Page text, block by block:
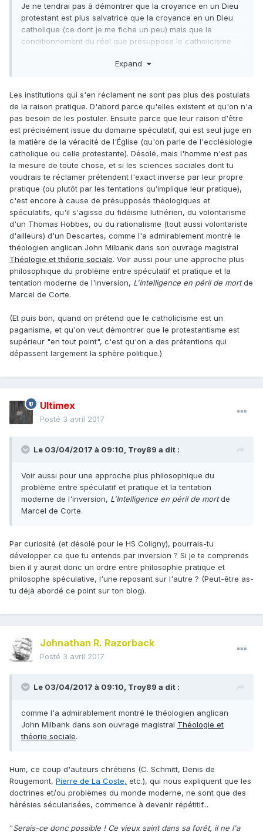
Je ne tendrai pas à démontrer que la croyance en un Dieu
protestant est plus salvatrice que la croyance en un Dieu
catholique (ce dont je me fiche un peu) mais que le
conditionnement du réel que présuppose le catholicisme
dogmatique) est en contradiction avec la philosophie
aussi proche de la sociologie que la philosophie. C'est donc
le système normatif religieux qui m'intéressera, non pas
tellement la foi (que toute religion admet et qui en soi ne
permet pas une critique libérale).
Expand
Les institutions qui s'en réclament ne sont pas plus des postulats
de la raison pratique. D'abord parce qu'elles existent et qu'on n'a
pas besoin de les postuler. Ensuite parce que leur raison d'être
est précisément issue du domaine spéculatif, qui est seul juge en
la matière de la véracité de l'Église (qu'on parle de l'ecclésiologie
catholique ou celle protestante). Désolé, mais l'homme n'est pas
la mesure de toute chose, et si les sciences sociales dont tu
voudrais te réclamer prétendent l'exact inverse par leur propre
pratique (ou plutôt par les tentations qu’implique leur pratique),
c'est encore à cause de présupposés théologiques et
spéculatifs, qu'il s'agisse du fidéisme luthérien, du volontarisme
d'un Thomas Hobbes, ou du rationalisme (tout aussi volontariste
d'ailleurs) d'un Descartes, comme l'a admirablement montré le
théologien anglican John Milbank dans son ouvrage magistral
Théologie et théorie sociale. Voir aussi pour une approche plus
philosophique du problème entre spéculatif et pratique et la
tentation moderne de l'inversion, L'Intelligence en péril de mortde
Marcel de Corte.
(Et puis bon, quand on prétend que le catholicisme est un
paganisme, et qu'on veut démontrer que le protestantisme est
supérieur "en tout point", c'est qu'on a des prétentions qui
dépassent largement la sphère politique.)
Ultimex
Posté 3 avril 2017
Le 03/04/2017 à 09:10, Troy89 a dit :
Voir aussi pour une approche plus philosophique du
problème entre spéculatif et pratique et la tentation
moderne de l'inversion, L'Intelligence en péril de mortde
Marcel de Corte.
Par curiosité (et désolé pour le HS Coligny), pourrais-tu
développer ce que tu entends par inversion ? Si je te comprends
bien il y aurait donc un ordre entre philosophie pratique et
philosophe spéculative, l'une reposant sur l'autre ? (Peut-être as-
tu déjà abordé ce point sur ton blog).
Johnathan R. Razorback
Posté 3 avril 2017
Le 03/04/2017 à 09:10, Troy89 a dit :
comme l'a admirablement montré le théologien anglican
John Milbank dans son ouvrage magistral Théologie et
théorie sociale.
Hum, ce coup d'auteurs chrétiens (C. Schmitt, Denis de
Rougemont, Pierre de La Coste, etc.), qui nous expliquent que les
doctrines et/ou problèmes du monde moderne, ne sont que des
hérésies sécularisées, commence à devenir répétitif...
"Serais-ce donc possible ! Ce vieux saint dans sa forêt, il ne l'a